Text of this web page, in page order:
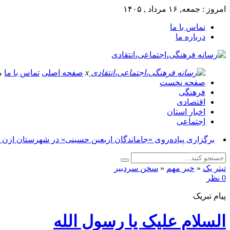
امروز : جمعه, ۱۶ مرداد , ۱۴۰۵
تماس با ما
درباره ما
x صفحه اصلی تماس با ما
صفحه نخست
فرهنگی
اقتصادی
اخبار استان
اجتماعی
برگزاری پیاده‌روی «جاماندگان اربعین حسینی» در شهرستان ازنا_
تیتر یک « خبر مهم « سخن سردبیر
0 نظر
پیام تبریک
السلام علیک یا رسول الله